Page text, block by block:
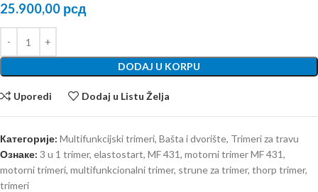
25.900,00 рсд
DODAJ U KORPU
Uporedi Dodaj u Listu Želja
Категорије: Multifunkcijski trimeri, Bašta i dvorište, Trimeri za travu
Ознаке: 3 u 1 trimer, elastostart, MF 431, motorni trimer MF 431,
motorni trimeri, multifunkcionalni trimer, strune za trimer, thorp trimer,
trimeri